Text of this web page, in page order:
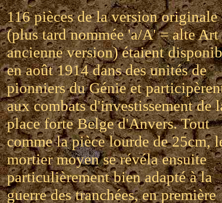
116 pièces de la version originale
(plus tard nommée 'a/A' = alte Art
ancienne version) étaient
en août 1914 dans des unités de
pionniers du Génie et
aux combats d'investissement de
place forte Belge d'Anvers. Tout
comme la pièce lourde de 25cm,
mortier moyen se révéla ensuite
particulièrement bien adapté à la
guerre des tranchées, en première